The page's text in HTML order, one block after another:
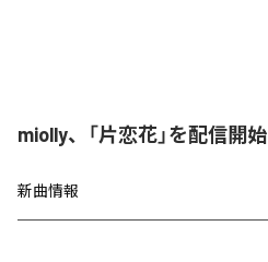
miolly、「片恋花」を配信開始
新曲情報